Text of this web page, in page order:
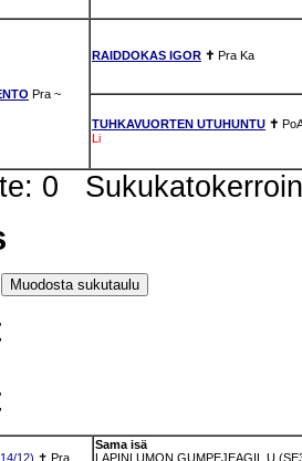
Pra ~
RAIDDOKAS IGOR ✝ Pra Ka
TUHKAVUORTEN UTUHUNTU ✝ PoA
Li
0
12) ✝ Pra
Sama isä
LAPINLUMON GUMPEJEAGIL U